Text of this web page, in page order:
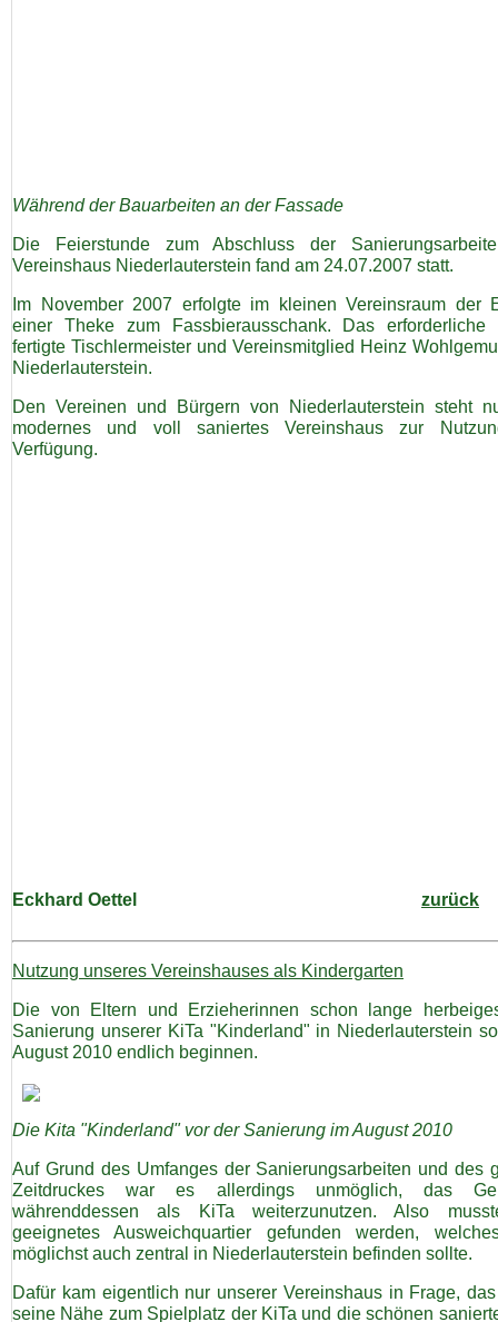
Während der Bauarbeiten an der Fassade
Die Feierstunde zum Abschluss der
Vereinshaus Niederlauterstein fand am 24.07.2007 statt.
Im November 2007 erfolgte im kleinen Vereinsraum der
einer Theke zum Fassbierausschank. Das erforderliche
fertigte Tischlermeister und Vereinsmitglied Heinz
Niederlauterstein.
Den Vereinen und Bürgern von Niederlauterstein steht
modernes und voll saniertes Vereinshaus zur
Verfügung.
Eckhard Oettel zurück
Nutzung unseres Vereinshauses als Kindergarten
Die von Eltern und Erzieherinnen schon lange
Sanierung unserer KiTa "Kinderland" in Niederlauterstein
August 2010 endlich beginnen.
Die Kita "Kinderland" vor der Sanierung im August 2010
Auf Grund des Umfanges der Sanierungsarbeiten und des
Zeitdruckes war es allerdings unmöglich, das
währenddessen als KiTa weiterzunutzen. Also
geeignetes Ausweichquartier gefunden werden,
möglichst auch zentral in Niederlauterstein befinden sollte.
Dafür kam eigentlich nur unserer Vereinshaus in Frage,
seine Nähe zum Spielplatz der KiTa und die schönen